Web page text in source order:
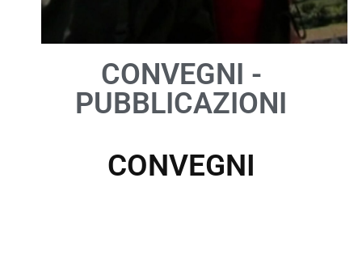
CONVEGNI -
PUBBLICAZIONI
CONVEGNI